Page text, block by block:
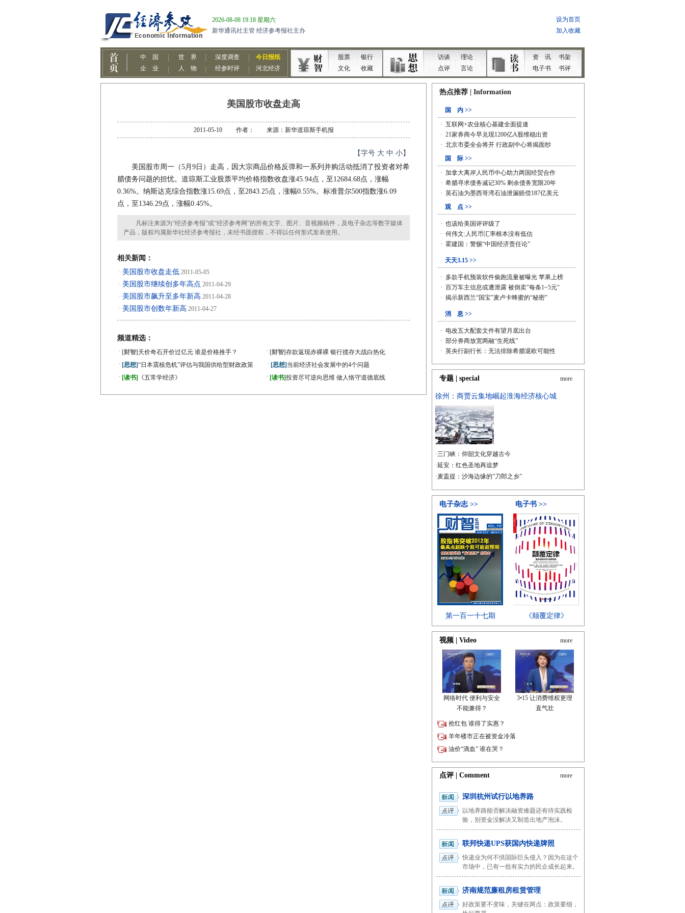
美国股市收盘走高
2011-05-10 作者： 来源：新华道琼斯手机报
【字号 大 中 小】
美国股市周一（5月9日）走高，因大宗商品价格反弹和一系列并购活动抵消了投资者对希
腊债务问题的担忧。道琼斯工业股票平均价格指数收盘涨45.94点，至12684.68点，涨幅
0.36%。纳斯达克综合指数涨15.69点，至2843.25点，涨幅0.55%。标准普尔500指数涨6.09
点，至1346.29点，涨幅0.45%。
凡标注来源为“经济参考报”或“经济参考网”的所有文字、图片、音视频稿件，及电子杂志等数字媒体
产品，版权均属新华社经济参考报社，未经书面授权，不得以任何形式发表使用。
相关新闻：
· 美国股市收盘走低 2011-05-05
· 美国股市继续创多年高点 2011-04-29
· 美国股市飙升至多年新高 2011-04-28
· 美国股市创数年新高 2011-04-27
频道精选：
· [财智] 天价奇石开价过亿元 谁是价格推手？ · [财智]存款返现赤裸裸 银行揽存大战白热化
· [思想]“日本震核危机”评估与我国供给型财政政策 · [思想] 当前经济社会发展中的4个问题
· [读书] 《五常学经济》 · [读书]投资尽可逆向思维 做人恪守道德底线